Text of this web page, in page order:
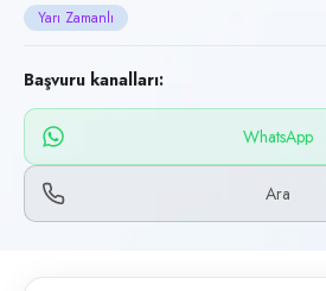
Küçükçekmece İkitelli'de bulunan
Yarı Zamanlı
Başvuru kanalları:
WhatsApp
Ara